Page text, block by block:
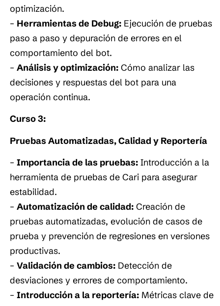
optimización.
– Herramientas de Debug: Ejecución de pruebas
paso a paso y depuración de errores en el
comportamiento del bot.
– Análisis y optimización: Cómo analizar las
decisiones y respuestas del bot para una
operación continua.
Curso 3:
Pruebas Automatizadas, Calidad y Reportería
– Importancia de las pruebas: Introducción a la
herramienta de pruebas de Cari para asegurar
estabilidad.
– Automatización de calidad: Creación de
pruebas automatizadas, evolución de casos de
prueba y prevención de regresiones en versiones
productivas.
– Validación de cambios: Detección de
desviaciones y errores de comportamiento.
– Introducción a la reportería: Métricas clave de